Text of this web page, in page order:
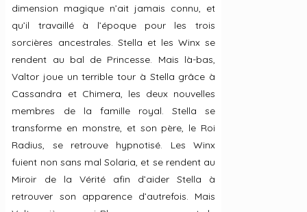
dimension magique n’ait jamais connu, et
qu’il travaillé à l’époque pour les trois
sorcières ancestrales. Stella et les Winx se
rendent au bal de Princesse. Mais là-bas,
Valtor joue un terrible tour à Stella grâce à
Cassandra et Chimera, les deux nouvelles
membres de la famille royal. Stella se
transforme en monstre, et son père, le Roi
Radius, se retrouve hypnotisé. Les Winx
fuient non sans mal Solaria, et se rendent au
Miroir de la Vérité afin d’aider Stella à
retrouver son apparence d’autrefois. Mais